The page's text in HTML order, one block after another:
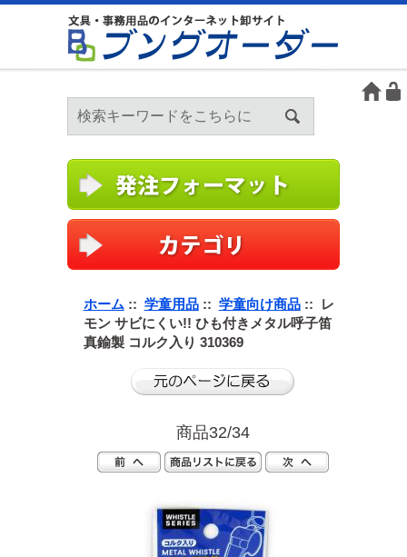
ホーム :: 学童用品:: 学童向け商品:: レ
モン サビにくい!! ひも付きメタル呼子笛
真鍮製 コルク入り 310369
商品32/34